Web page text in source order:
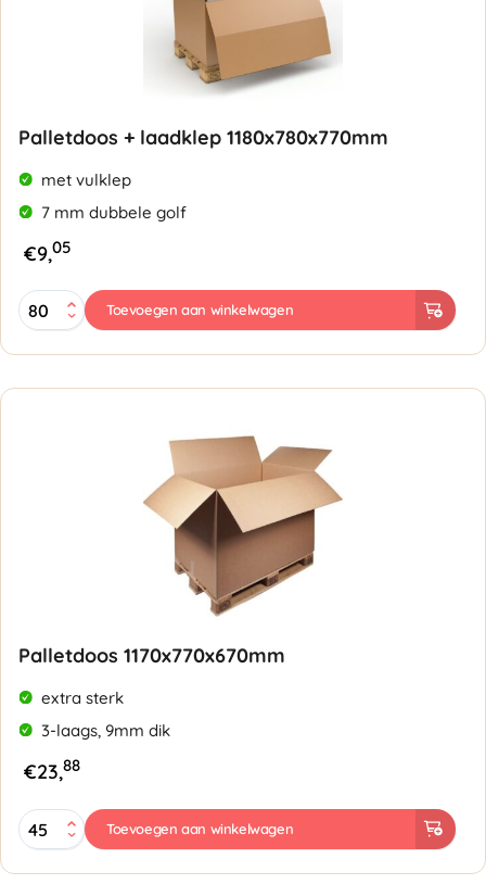
Palletdoos + laadklep 1180x780x770mm
met vulklep
7 mm dubbele golf
€9,05
Palletdoos
+
-
Toevoegen aan winkelwagen
Palletdoos 1170x770x670mm
extra sterk
3-laags, 9mm dik
€23,88
Palletdoos
1170x770x670mm
Toevoegen aan winkelwagen